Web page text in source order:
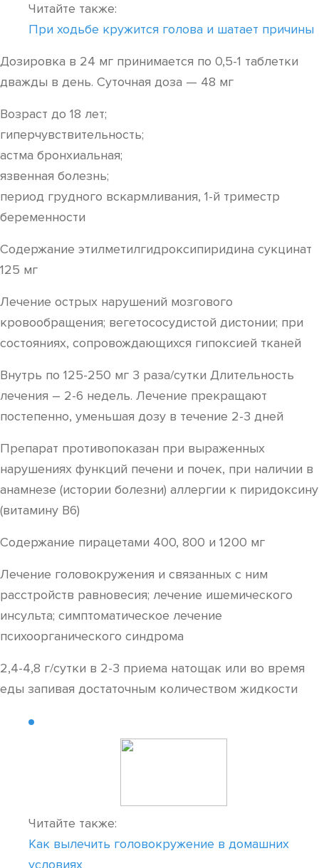
Читайте также:
При ходьбе кружится голова и шатает причины
Дозировка в 24 мг принимается по 0,5-1 таблетки
дважды в день. Суточная доза — 48 мг
Возраст до 18 лет;
гиперчувствительность;
астма бронхиальная;
язвенная болезнь;
период грудного вскармливания, 1-й триместр
беременности
Содержание этилметилгидроксипиридина сукцинат
125 мг
Лечение острых нарушений мозгового
кровообращения; вегетососудистой дистонии; при
состояниях, сопровождающихся гипоксией тканей
Внутрь по 125-250 мг 3 раза/сутки Длительность
лечения – 2-6 недель. Лечение прекращают
постепенно, уменьшая дозу в течение 2-3 дней
Препарат противопоказан при выраженных
нарушениях функций печени и почек, при наличии в
анамнезе (истории болезни) аллергии к пиридоксину
(витамину В6)
Содержание пирацетами 400, 800 и 1200 мг
Лечение головокружения и связанных с ним
расстройств равновесия; лечение ишемического
инсульта; симптоматическое лечение
психоорганического синдрома
2,4-4,8 г/сутки в 2-3 приема натощак или во время
еды запивая достаточным количеством жидкости
Читайте также:
Как вылечить головокружение в домашних
условиях